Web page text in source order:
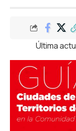
Última